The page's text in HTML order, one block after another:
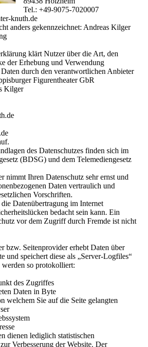
Tel.: +49-9075-7020007
knuth.de
anders gekennzeichnet: Andreas Kilger
klärt Nutzer über die Art, den
der Erhebung und Verwendung
Daten durch den verantwortlichen Anbieter
Figurentheater GbR
Kilger
des Datenschutzes finden sich im
(BDSG) und dem Telemediengesetz
nimmt Ihren Datenschutz sehr ernst und
Daten vertraulich und
Vorschriften.
Datenübertragung im Internet
bedacht sein kann. Ein
vor dem Zugriff durch Fremde ist nicht
bzw. Seitenprovider erhebt Daten über
und speichert diese als „Server-Logfiles“
so protokolliert:
des Zugriffes
Daten in Byte
welchem Sie auf die Seite gelangten
dienen lediglich statistischen
Verbesserung der Website. Der